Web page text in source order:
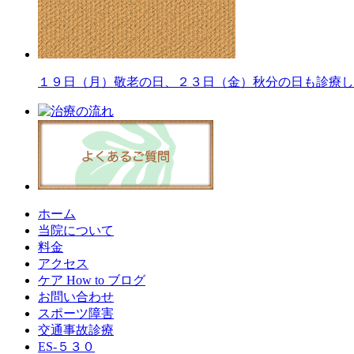
１９日（月）敬老の日、２３日（金）秋分の日も診療
ホーム
当院について
料金
アクセス
ケア How to ブログ
お問い合わせ
スポーツ障害
交通事故診療
ES-５３０